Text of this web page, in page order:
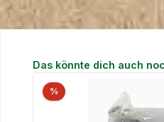
Produktgalerie überspringen
Das könnte dich auch
%